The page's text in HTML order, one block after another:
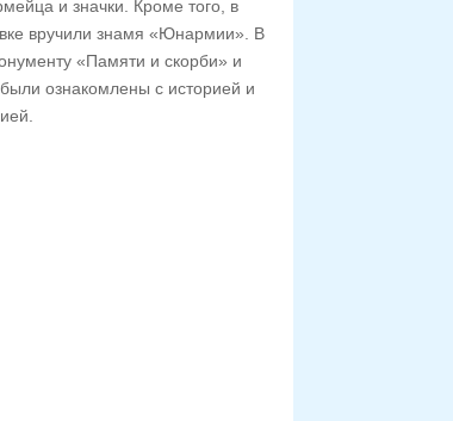
и значки. Кроме того, в
вручили знамя «Юнармии». В
«Памяти и скорби» и
ознакомлены с историей и